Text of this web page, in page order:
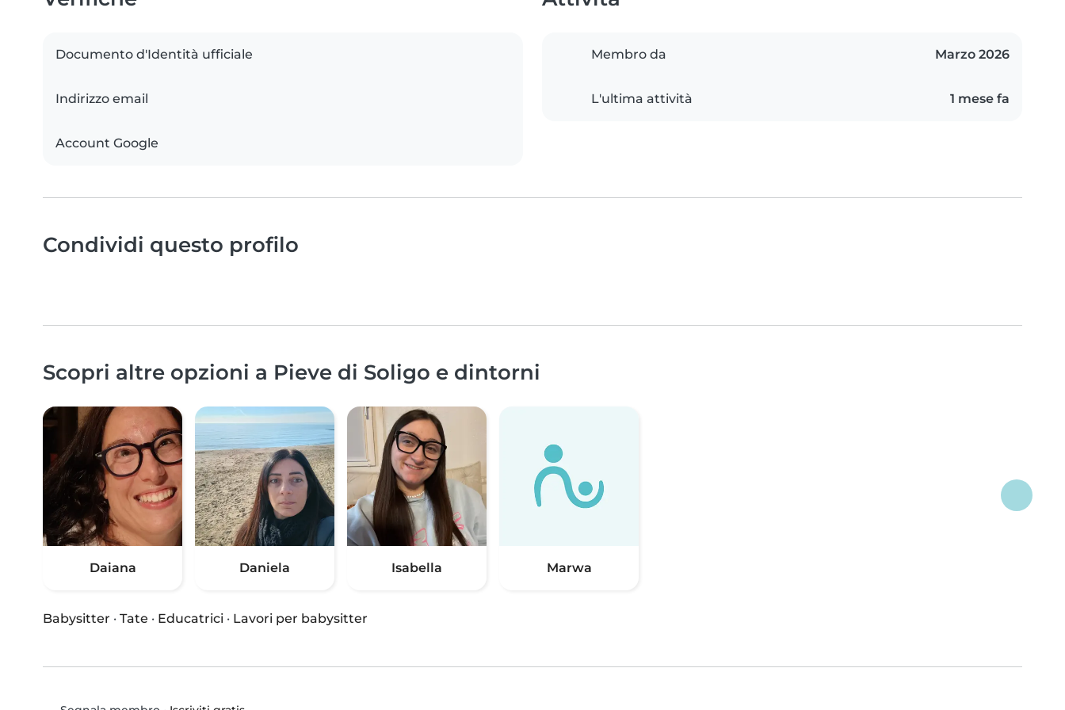
Documento d'Identità ufficiale
Indirizzo email
Account Google
Membro da Marzo 2026
L'ultima attività 1 mese fa
Condividi questo profilo
Scopri altre opzioni a Pieve di Soligo e dintorni
Daiana Daniela Isabella Marwa
Babysitter · Tate · Educatrici · Lavori per babysitter